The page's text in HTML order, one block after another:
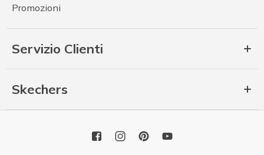
Promozioni
Servizio Clienti
Skechers